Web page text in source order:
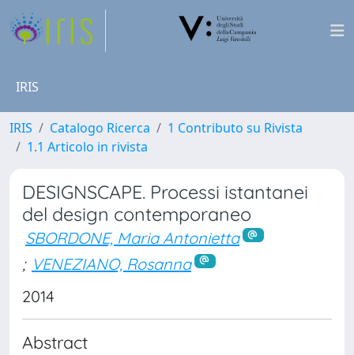
IRIS
IRIS Catalogo Ricerca
1 Contributo su Rivista
1.1 Articolo in rivista
DESIGNSCAPE. Processi istantanei
del design contemporaneo
SBORDONE, Maria Antonietta
; VENEZIANO, Rosanna
2014
Abstract